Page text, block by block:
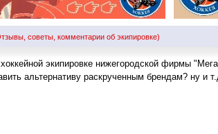
советы, комментарии об экипировке)
экипировке нижегородской фирмы
альтернативу раскрученным брендам? ну и